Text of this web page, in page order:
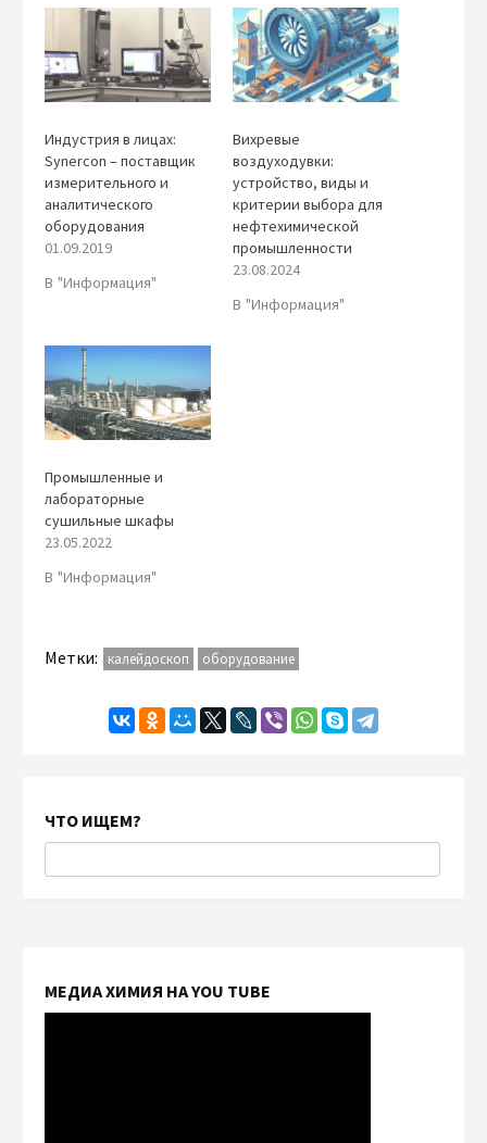
Индустрия в лицах:
Synercon – поставщик
измерительного и
аналитического
оборудования
01.09.2019
В "Информация"
Вихревые
воздуходувки:
устройство, виды и
критерии выбора для
нефтехимической
промышленности
23.08.2024
В "Информация"
Промышленные и
лабораторные
сушильные шкафы
23.05.2022
В "Информация"
Метки: калейдоскоп оборудование
ЧТО ИЩЕМ?
МЕДИА ХИМИЯ НА YOU TUBE